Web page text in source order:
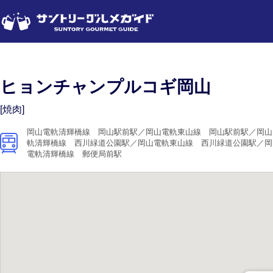
ヒョンチャンプルコギ岡山
[焼肉]
岡山電軌清輝橋線 岡山駅前駅／岡山電軌東山線 岡山駅前駅／岡
軌清輝橋線 西川緑道公園駅／岡山電軌東山線 西川緑道公園駅／
電軌清輝橋線 郵便局前駅